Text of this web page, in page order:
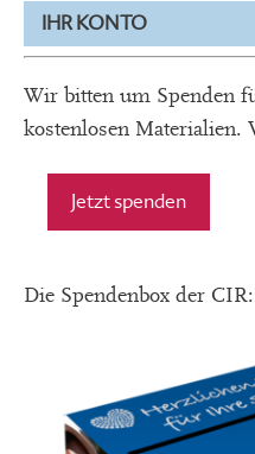
IHR KONTO
Wir bitten um Spenden
kostenlosen Materialien.
Jetzt spenden
Die Spendenbox der CIR: